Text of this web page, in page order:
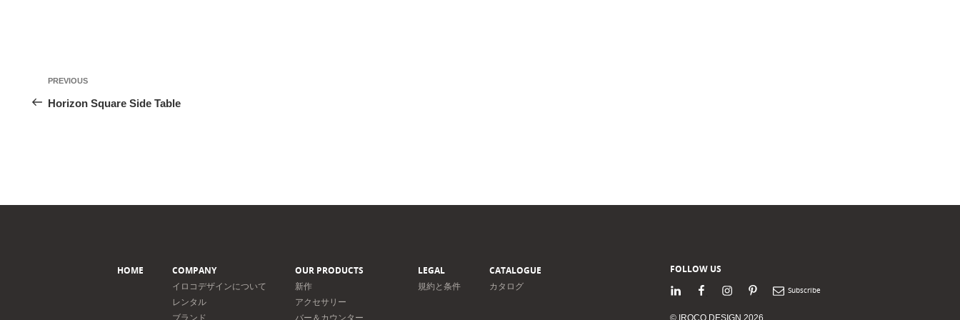
投
稿
シ
Previous
Post
PREVIOUS
Horizon Square Side Table
HOME
COMPANY
イロコデザインについて
レンタル
OUR PRODUCTS
新作
アクセサリー
LEGAL
規約と条件
CATALOGUE
カタログ
FOLLOW US
LinkedInFacebookInstagramPinterestNewsletter